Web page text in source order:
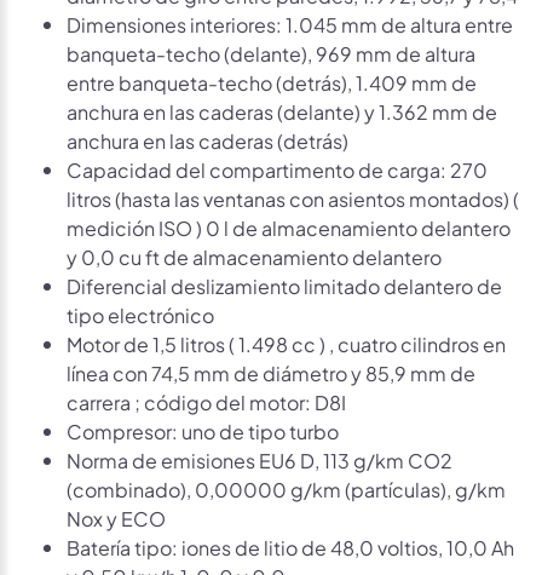
Dimensiones interiores: 1.045 mm de altura entre
banqueta-techo (delante), 969 mm de altura
entre banqueta-techo (detrás), 1.409 mm de
anchura en las caderas (delante) y 1.362 mm de
anchura en las caderas (detrás)
Capacidad del compartimento de carga: 270
litros (hasta las ventanas con asientos montados) (
medición ISO ) 0 l de almacenamiento delantero
y 0,0 cu ft de almacenamiento delantero
Diferencial deslizamiento limitado delantero de
tipo electrónico
Motor de 1,5 litros ( 1.498 cc ) , cuatro cilindros en
línea con 74,5 mm de diámetro y 85,9 mm de
carrera ; código del motor: D8I
Compresor: uno de tipo turbo
Norma de emisiones EU6 D, 113 g/km CO2
(combinado), 0,00000 g/km (partículas), g/km
Nox y ECO
Batería tipo: iones de litio de 48,0 voltios, 10,0 Ah